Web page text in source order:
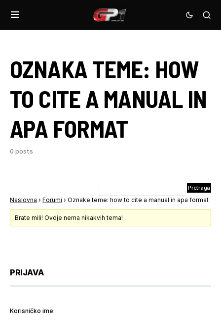
OZNAKA TEME: HOW
TO CITE A MANUAL IN
APA FORMAT
0 posts
Naslovna › Forumi › Oznake teme: how to cite a manual in apa format
Brate mili! Ovdje nema nikakvih tema!
PRIJAVA
Korisničko ime: